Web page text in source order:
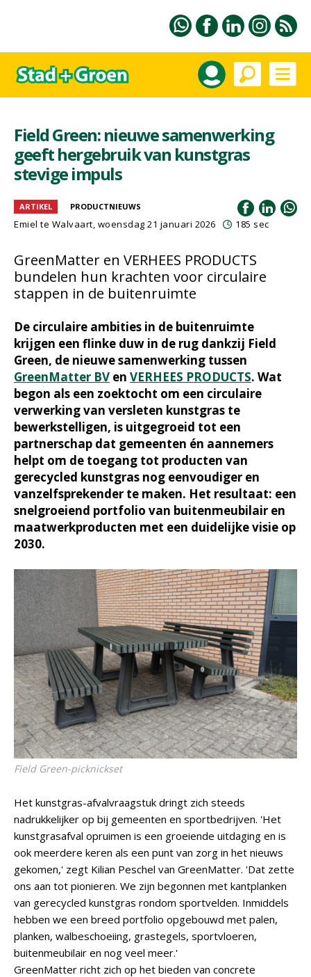
Field Green: nieuwe samenwerking
geeft hergebruik van kunstgras
stevige impuls
ARTIKEL PRODUCTNIEUWS
Emiel te Walvaart, woensdag 21 januari 2026 185 sec
GreenMatter en VERHEES PRODUCTS
bundelen hun krachten voor circulaire
stappen in de buitenruimte
De circulaire ambities in de buitenruimte
krijgen een flinke duw in de rug dankzij Field
Green, de nieuwe samenwerking tussen
GreenMatter BV en VERHEES PRODUCTS. Wat
begon als een zoektocht om een circulaire
verwerking van versleten kunstgras te
bewerkstelligen, is uitgegroeid tot een
partnerschap dat gemeenten én aannemers
helpt om de toegang tot producten van
gerecycled kunstgras nog eenvoudiger en
vanzelfsprekender te maken. Het resultaat: een
snelgroeiend portfolio van buitenmeubilair en
maatwerkproducten met een duidelijke visie op
2030.
Field Green-picknickset
Het kunstgras-afvalvraagstuk dringt zich steeds
nadrukkelijker op bij gemeenten en sportbedrijven. 'Het
kunstgrasafval opruimen is een groeiende uitdaging en is
ook meerdere keren als een punt van zorg in het nieuws
gekomen,' zegt Kilian Peschel van GreenMatter. 'Dat zette
ons aan tot pionieren. We zijn begonnen met kantplanken
van gerecycled kunstgras rondom sportvelden. Inmiddels
hebben we een breed portfolio opgebouwd met palen,
planken, walbeschoeiing, grastegels, sportvloeren,
buitenmeubilair en nog veel meer.'
GreenMatter richt zich op het bieden van concrete